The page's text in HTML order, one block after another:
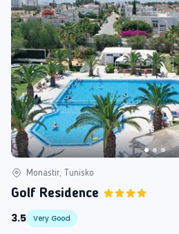
Monastir, Tunisko
Golf Residence
3.5
Very Good